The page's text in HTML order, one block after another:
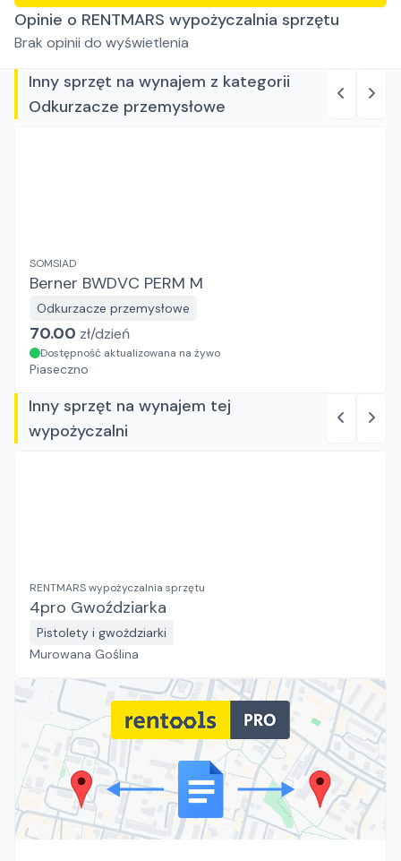
Opinie o RENTMARS wypożyczalnia sprzętu
Brak opinii do wyświetlenia
Inny sprzęt na wynajem z kategorii
Odkurzacze przemysłowe
SOMSIAD
Berner BWDVC PERM M
Odkurzacze przemysłowe
70.00 zł/dzień
Dostępność aktualizowana na żywo
Piaseczno
Inny sprzęt na wynajem tej
wypożyczalni
RENTMARS wypożyczalnia sprzętu
4pro Gwoździarka
Pistolety i gwożdziarki
Murowana Goślina